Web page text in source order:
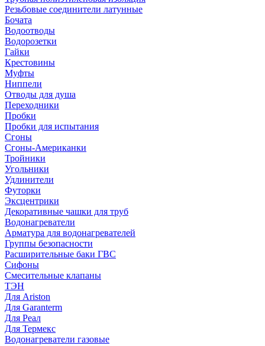
Резьбовые соединители латунные
Бочата
Водоотводы
Водорозетки
Гайки
Крестовины
Муфты
Ниппели
Отводы для душа
Переходники
Пробки
Пробки для испытания
Сгоны
Сгоны-Американки
Тройники
Угольники
Удлинители
Футорки
Эксцентрики
Декоративные чашки для труб
Водонагреватели
Арматура для водонагревателей
Группы безопасности
Расширительные баки ГВС
Сифоны
Смесительные клапаны
ТЭН
Для Ariston
Для Garanterm
Для Реал
Для Термекс
Водонагреватели газовые